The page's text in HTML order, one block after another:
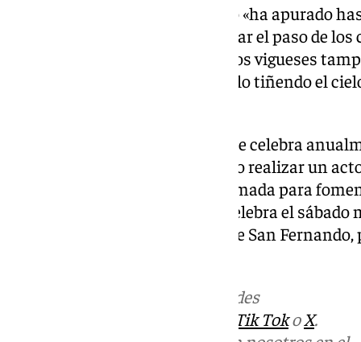
El Ejército del Aire y del Espacio «ha apurado
finalmente han decidido cancelar el paso de los
transporte y los helicópteros. Los vigueses
sobrevuelo de la Formación Mirlo tiñendo el
El Día de las Fuerzas Armadas se celebra
estableció mediante real decreto realizar un
homenaje a los ejércitos y la Armada para
integración en la sociedad. Se celebra el
coincidiendo con la festividad de San
en las redes
Tik TokoX.